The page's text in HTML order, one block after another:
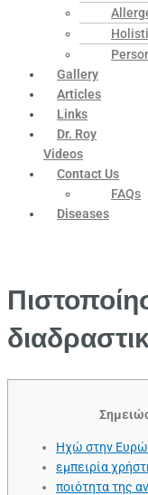
Gallery
Articles
Links
Dr. Roy
Videos
Contact Us
FAQs
Diseases
Ηχώ στην
εμπειρία
ποιότητα της